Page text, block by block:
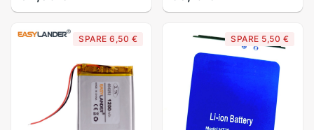
A1-840FHD-10G2
Iconia A1-840FHD-
197C Iconia A1-840
Tablette Tab EINE
T585C T585 T580N
SPARE 6,50 € SPARE 5,50 €